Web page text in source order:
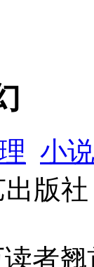
小说
版
者